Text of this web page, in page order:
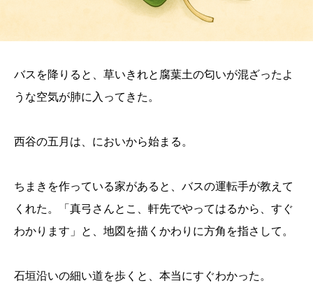
バスを降りると、草いきれと腐葉土の匂いが混ざったよ
うな空気が肺に入ってきた。
西谷の五月は、においから始まる。
ちまきを作っている家があると、バスの運転手が教えて
くれた。「真弓さんとこ、軒先でやってはるから、すぐ
わかります」と、地図を描くかわりに方角を指さして。
石垣沿いの細い道を歩くと、本当にすぐわかった。